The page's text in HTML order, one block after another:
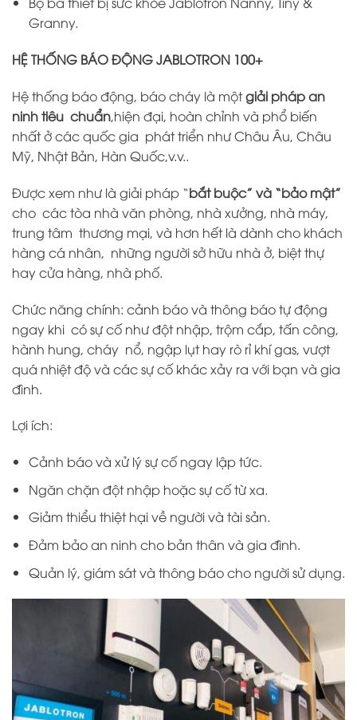
Granny.
HỆ THỐNG BÁO ĐỘNG JABLOTRON 100+
Hệ thống báo động, báo cháy là mộtgiải phápan
ninh tiêu chuẩn,hiện đại, hoàn chỉnh và phổ biến
nhất ở các quốc gia phát triển như Châu Âu, Châu
Mỹ, Nhật Bản, Hàn Quốc,v.v..
Được xem như là giải pháp “bắtbuộc” và “bảo mật”
cho các tòa nhà văn phòng, nhà xưởng, nhà máy,
trung tâm thương mại, và hơn hết là dành cho khách
hàng cá nhân, những người sở hữu nhà ở, biệt thự
hay cửa hàng, nhà phố.
Chức năng chính: cảnh báo và thông báo tự động
ngay khi có sự cố như đột nhập, trộm cắp, tấn công,
hành hung, cháy nổ, ngập lụt hay rò rỉ khí gas, vượt
quá nhiệt độ và các sự cố khác xảy ra với bạn và gia
đình.
Lợi ích:
Cảnh báo và xử lý sự cố ngay lập tức.
Ngăn chặn đột nhập hoặc sự cố từ xa.
Giảm thiểu thiệt hại về người và tài sản.
Đảm bảo an ninh cho bản thân và gia đình.
Quản lý, giám sát và thông báo cho người sử dụng.